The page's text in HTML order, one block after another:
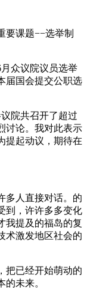
课题−−选举制
众议院议员选举
届国会提交公职选
院共召开了超过
讨论。我对此表示
提起动议，期待在
人直接对话。的
到，许许多多变化
我提及的福岛的复
术激发地区社会的
已经开始萌动的
未来。